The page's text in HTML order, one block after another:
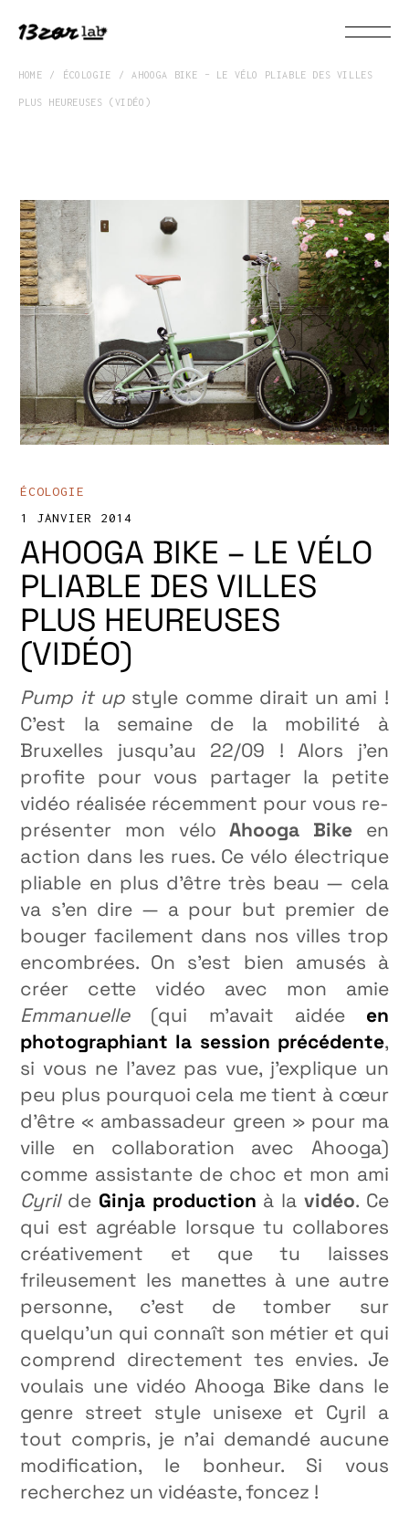
HOME ÉCOLOGIE AHOOGA BIKE – LE VÉLO PLIABLE DES VILLES
PLUS HEUREUSES (VIDÉO)
ÉCOLOGIE
1 JANVIER 2014
AHOOGA BIKE – LE VÉLO
PLIABLE DES VILLES
PLUS HEUREUSES
(VIDÉO)
Pump it upstyle comme dirait un ami !
C’est la semaine de la mobilité à
Bruxelles jusqu’au 22/09 ! Alors j’en
profite pour vous partager la petite
vidéo réalisée récemment pour vous re-
présenter mon véloAhooga Bikeen
action dans les rues. Ce vélo électrique
pliable en plus d’être très beau — cela
va s’en dire — a pour but premier de
bouger facilement dans nos villes trop
encombrées. On s’est bien amusés à
créer cette vidéo avec mon amie
Emmanuelle(qui m’avait aidée en
photographiant la session précédente,
si vous ne l’avez pas vue, j’explique un
peu plus pourquoi cela me tient à cœur
d’être « ambassadeur green » pour ma
ville en collaboration avec Ahooga)
comme assistante de choc et mon ami
Cyrilde Ginja production à la vidéo. Ce
qui est agréable lorsque tu collabores
créativement et que tu laisses
frileusement les manettes à une autre
personne, c’est de tomber sur
quelqu’un qui connaît son métier et qui
comprend directement tes envies. Je
voulais une vidéo Ahooga Bike dans le
genre street style unisexe et Cyril a
tout compris, je n’ai demandé aucune
modification, le bonheur. Si vous
recherchez un vidéaste, foncez !